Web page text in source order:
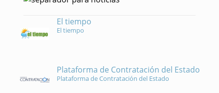
El tiempo
El tiempo
Plataforma de Contratación del Estado
Plataforma de Contratación del Estado